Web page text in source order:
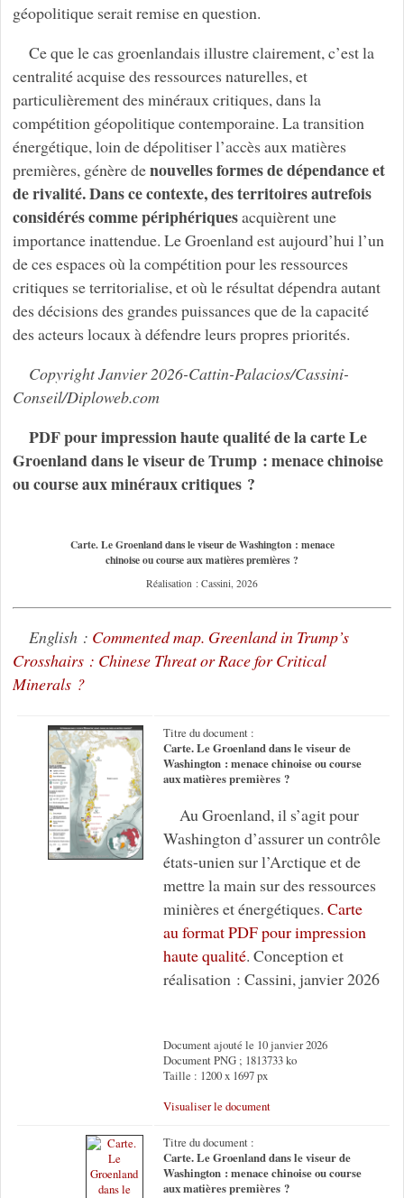
géopolitique serait remise en question.
Ce que le cas groenlandais illustre clairement, c’est la
centralité acquise des ressources naturelles, et
particulièrement des minéraux critiques, dans la
compétition géopolitique contemporaine. La transition
énergétique, loin de dépolitiser l’accès aux matières
premières, génère denouvelles formes de dépendance et
de rivalité. Dans ce contexte, des territoires autrefois
considérés comme périphériquesacquièrent une
importance inattendue. Le Groenland est aujourd’hui l’un
de ces espaces où la compétition pour les ressources
critiques se territorialise, et où le résultat dépendra autant
des décisions des grandes puissances que de la capacité
des acteurs locaux à défendre leurs propres priorités.
Copyright Janvier 2026-Cattin-Palacios/Cassini-
Conseil/Diploweb.com
PDF pour impression haute qualité de la carte Le
Groenland dans le viseur de Trump : menace chinoise
ou course aux minéraux critiques ?
Carte. Le Groenland dans le viseur de Washington : menace
chinoise ou course aux matières premières ?
Réalisation : Cassini, 2026
English : Commented map. Greenland in Trump’s
Crosshairs : Chinese Threat or Race for Critical
Minerals ?
Titre du document :
Carte. Le Groenland dans le viseur de
Washington : menace chinoise ou course
aux matières premières ?
Au Groenland, il s’agit pour
Washington d’assurer un contrôle
états-unien sur l’Arctique et de
mettre la main sur des ressources
minières et énergétiques. Carte
au format PDF pour impression
haute qualité. Conception et
réalisation : Cassini, janvier 2026
Document ajouté le 10 janvier 2026
Document PNG ; 1813733 ko
Taille : 1200 x 1697 px
Visualiser le document
Titre du document :
Carte. Le Groenland dans le viseur de
Washington : menace chinoise ou course
aux matières premières ?